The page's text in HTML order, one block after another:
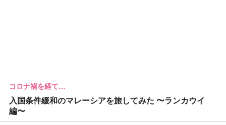
コロナ禍を経て…
入国条件緩和のマレーシアを旅してみた 〜ランカウイ
編〜